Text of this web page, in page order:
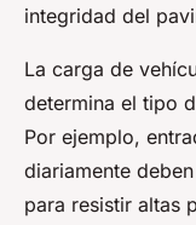
integridad del
La carga de
determina el tipo
Por ejemplo,
diariamente
para resistir altas